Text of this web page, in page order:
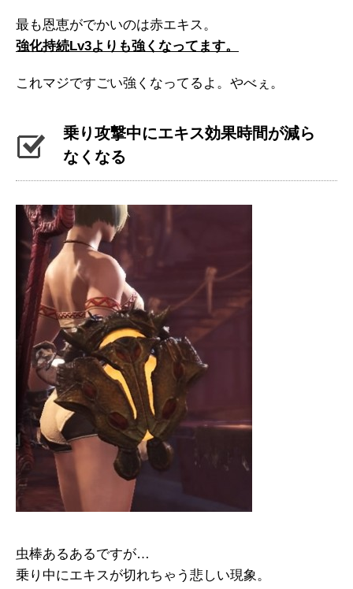
最も恩恵がでかいのは赤エキス。
強化持続Lv3よりも強くなってます。
これマジですごい強くなってるよ。やべぇ。
乗り攻撃中にエキス効果時間が減ら
なくなる
虫棒あるあるですが…
乗り中にエキスが切れちゃう悲しい現象。